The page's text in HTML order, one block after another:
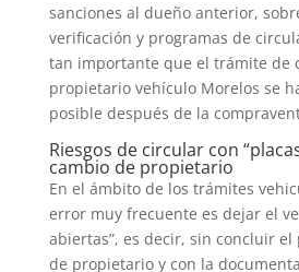
sanciones al dueño anterior,
verificación y programas de
tan importante que el trámite de
propietario vehículo Morelos se
posible después de la
Riesgos de circular con
cambio de propietario
En el ámbito de los trámites
error muy frecuente es dejar el
abiertas”, es decir, sin concluir el
de propietario y con la